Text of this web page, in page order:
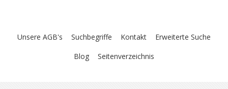
Unsere AGB's Suchbegriffe Kontakt
Erweiterte Suche
Blog
Seitenverzeichnis